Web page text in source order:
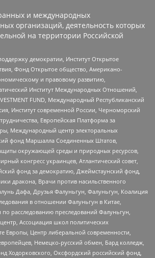
и международных
организаций, деятельность которых
на территории Российской
демократии, Институт Открытое
Фонд Открытое общество, Американо-
и правовому развитию,
Институт Международных Отношений,
FUND, Международный Республиканский
Институт современной России, Черноморский
Европейская Платформа за
Международный центр электоральных
фонд Маршалла Соединенных Штатов,
окружающей среды и природных ресурсов,
конгресс украинцев, Атлантический совет,
фонд за демократию, Джеймстаунский фонд,
дракона, Врачи против насильственного
Дафа, Друзья Фалуньгун, Фалуньгун, Коалиция
в отношении Фалуньгун в Китае,
расследованию преследований Фалуньгун,
Ассоциация школ политических
Европы, Центр либеральной современности,
Немецко-русский обмен, Бард колледж,
Ходорковского, Оксфордский российский фонд,